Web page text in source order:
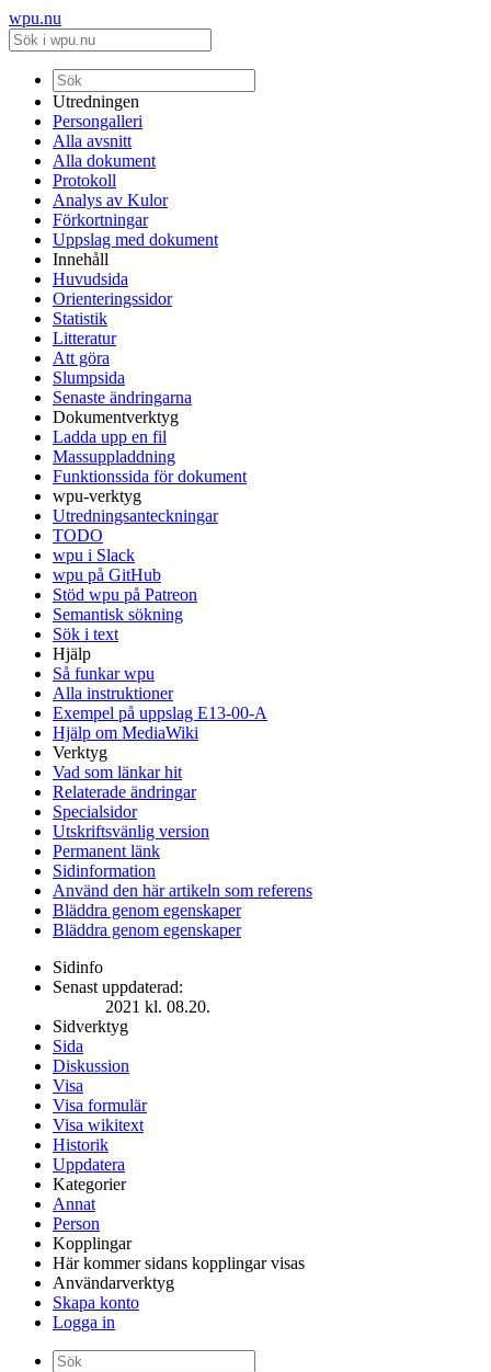
wpu.nu
Utredningen
Persongalleri
Alla avsnitt
Alla dokument
Protokoll
Analys av Kulor
Förkortningar
Uppslag med dokument
Innehåll
Huvudsida
Orienteringssidor
Statistik
Litteratur
Att göra
Slumpsida
Senaste ändringarna
Dokumentverktyg
Ladda upp en fil
Massuppladdning
Funktionssida för dokument
wpu-verktyg
Utredningsanteckningar
TODO
wpu i Slack
wpu på GitHub
Stöd wpu på Patreon
Semantisk sökning
Sök i text
Hjälp
Så funkar wpu
Alla instruktioner
Exempel på uppslag E13-00-A
Hjälp om MediaWiki
Verktyg
Vad som länkar hit
Relaterade ändringar
Specialsidor
Utskriftsvänlig version
Permanent länk
Sidinformation
Använd den här artikeln som referens
Bläddra genom egenskaper
Bläddra genom egenskaper
Sidinfo
Senast uppdaterad:
2021 kl. 08.20.
Sidverktyg
Sida
Diskussion
Visa
Visa formulär
Visa wikitext
Historik
Uppdatera
Kategorier
Annat
Person
Kopplingar
Här kommer sidans kopplingar visas
Användarverktyg
Skapa konto
Logga in